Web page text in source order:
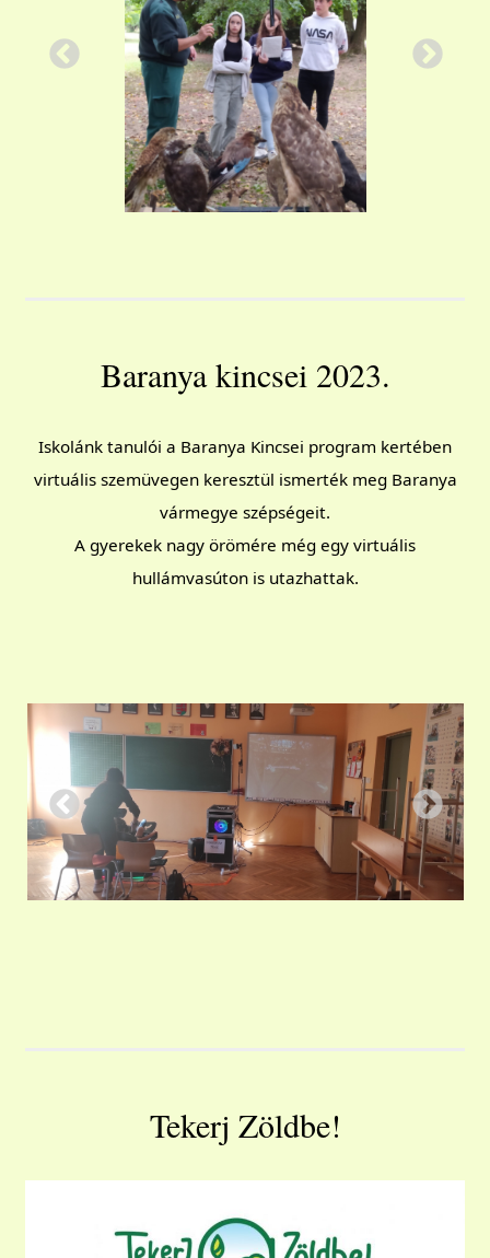
Baranya kincsei 2023.
Iskolánk tanulói a Baranya Kincsei program kertében
virtuális szemüvegen keresztül ismerték meg Baranya
vármegye szépségeit.
A gyerekek nagy örömére még egy virtuális
hullámvasúton is utazhattak.
Tekerj Zöldbe!